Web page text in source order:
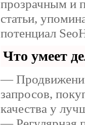
прозрачным и
статьи,
потенциал
Что умеет
—
запросов,
качества у